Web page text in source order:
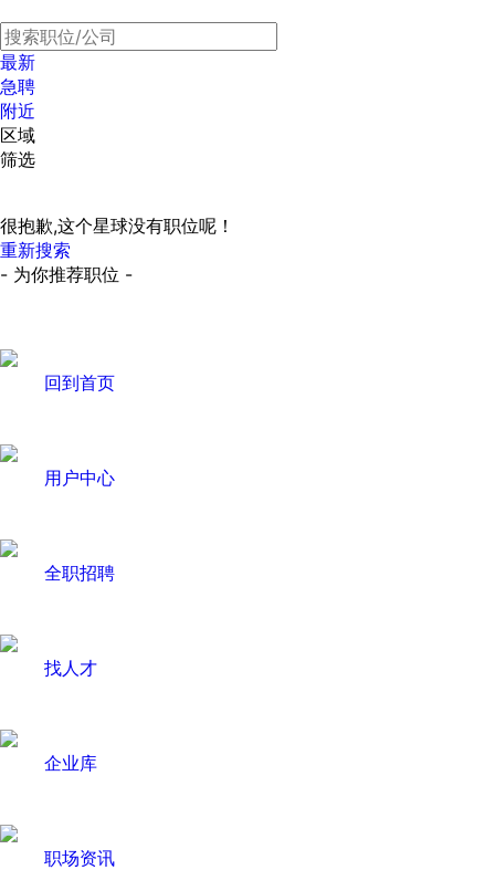
最新
急聘
附近
区域
筛选
很抱歉,这个星球没有职位呢！
重新搜索
- 为你推荐职位 -
回到首页
用户中心
全职招聘
找人才
企业库
职场资讯